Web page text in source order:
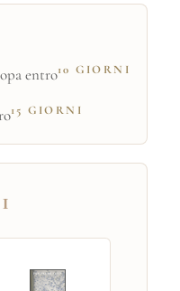
entro10 GIORNI
15 GIORNI